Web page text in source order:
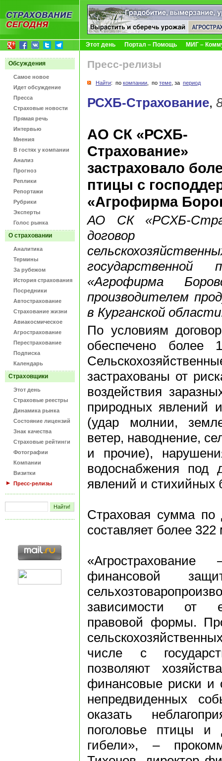
Этот день Портал – Помощь МИГ –
Обсуждения
Самое новое
Идет обсуждение
Пресса
Страховые новости
Прямая речь
Интервью
Мнения
В гостях у компании
Анализ
Прогноз
Реплики
Репортажи
Рубрики
Эксперты
Голос рынка
О страховании
Аналитика
Термины
За рубежом
История страхования
Посредники
Автострахование
Страхование жизни
Авиакосмическое
Агрострахование
Перестрахование
Подписка
Календарь
Страховщики
Этот день
Страховые реестры
Динамика рынка
Состояние лицензий
Знак качества
Страховые рейтинги
Фотографии
Компании
Визитки
Пресс-релизы
Пресс-релизы
Найти: по компании , по теме , за период
РСХБ-Страхование,
АО СК «РСХБ-
Страхование»
застраховало
птицы с
«Агрофирма
АО СК «РСХБ-
договор
«Агрофирма
производителем
в Курганской
По условиям
обеспечено
застрахованы от
воздействия
природных явлений
(удар молнии,
ветер, наводнение,
и прочие),
водоснабжения под
явлений и стихийных
Страховая сумма по
составляет более
финансовой
зависимости от
правовой формы.
числе с
позволяют
финансовые риски и
непредвиденных
оказать
поголовье птицы
гибели», –